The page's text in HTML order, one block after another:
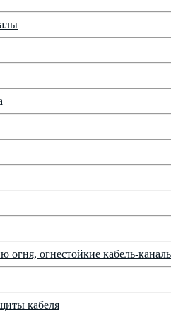
огня, огнестойкие кабель-
кабеля